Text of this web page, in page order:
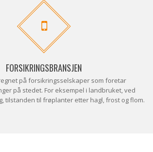
FORSIKRINGSBRANSJEN
på forsikringsselskaper som foretar
på stedet. For eksempel i landbruket, ved
tilstanden til frøplanter etter hagl, frost og flom.